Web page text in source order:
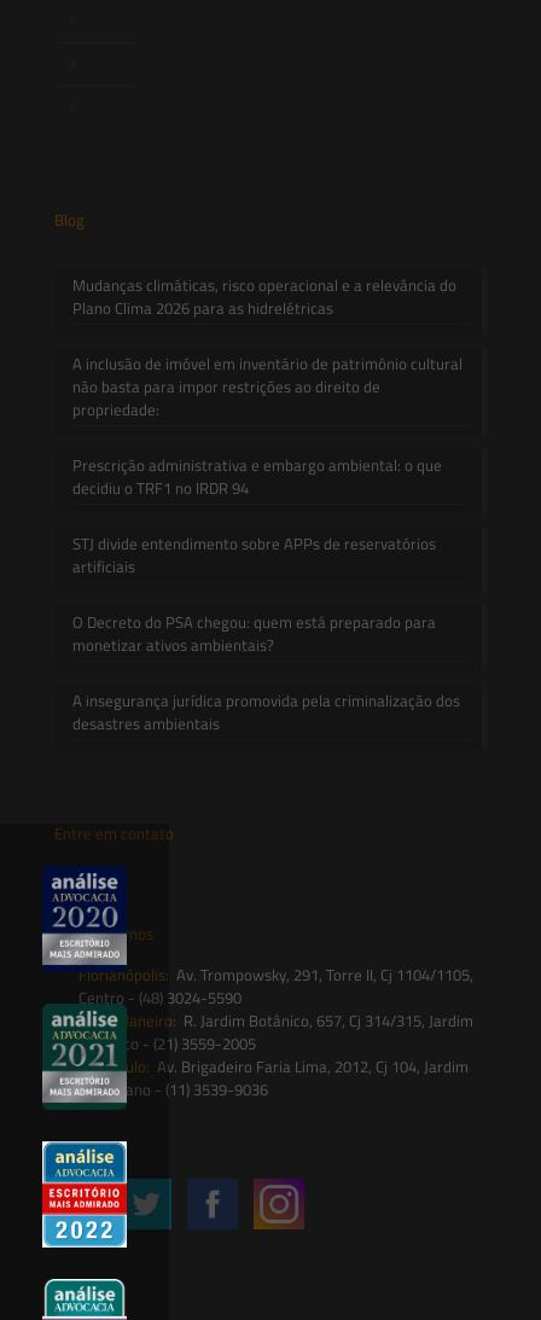
Blog
Mudanças climáticas, risco operacional e a relevância do
Plano Clima 2026 para as hidrelétricas
A inclusão de imóvel em inventário de patrimônio cultural
não basta para impor restrições ao direito de
propriedade:
Prescrição administrativa e embargo ambiental: o que
decidiu o TRF1 no IRDR 94
STJ divide entendimento sobre APPs de reservatórios
artificiais
O Decreto do PSA chegou: quem está preparado para
monetizar ativos ambientais?
A insegurança jurídica promovida pela criminalização dos
desastres ambientais
Entre em contato
contato@saesadvogados.com.br
Onde estamos
Florianópolis: Av. Trompowsky, 291, Torre II, Cj 1104/1105,
Centro - (48) 3024-5590
Rio de Janeiro: R. Jardim Botânico, 657, Cj 314/315, Jardim
Botânico - (21) 3559-2005
São Paulo: Av. Brigadeiro Faria Lima, 2012, Cj 104, Jardim
Paulistano - (11) 3539-9036
Siga-nos